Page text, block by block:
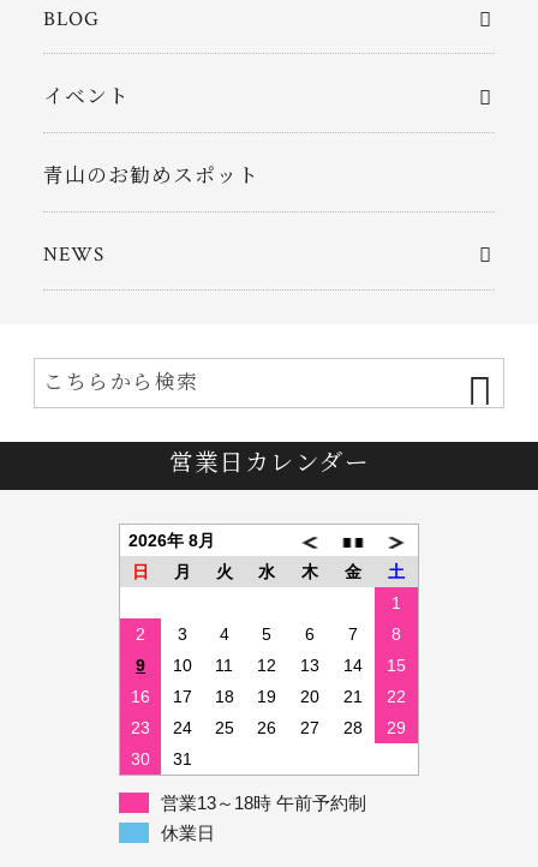
BLOG
イベント
青山のお勧めスポット
NEWS
営業日カレンダー
2026年 8月
日
月 火 水 木 金
土
1
2
3 4 5 6 7
8
9
10 11 12 13 14
15
16
17 18 19 20 21
22
23
24 25 26 27 28
29
30
31
営業13～18時 午前予約制
休業日